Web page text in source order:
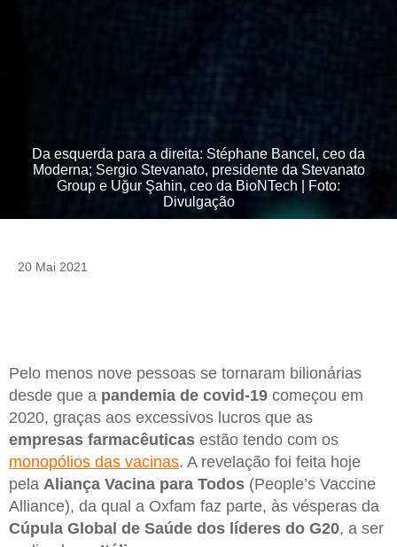
Da esquerda para a direita: Stéphane Bancel, ceo da
Moderna; Sergio Stevanato, presidente da Stevanato
Group e Uğur Şahin, ceo da BioNTech | Foto:
Divulgação
20 Mai 2021
Pelo menos nove pessoas se tornaram bilionárias
desde que a pandemia de covid-19 começou em
2020, graças aos excessivos lucros que as
empresas farmacêuticas estão tendo com os
monopólios das vacinas. A revelação foi feita hoje
pela Aliança Vacina para Todos (People’s Vaccine
Alliance), da qual a Oxfam faz parte, às vésperas da
Cúpula Global de Saúde dos líderes do G20, a ser